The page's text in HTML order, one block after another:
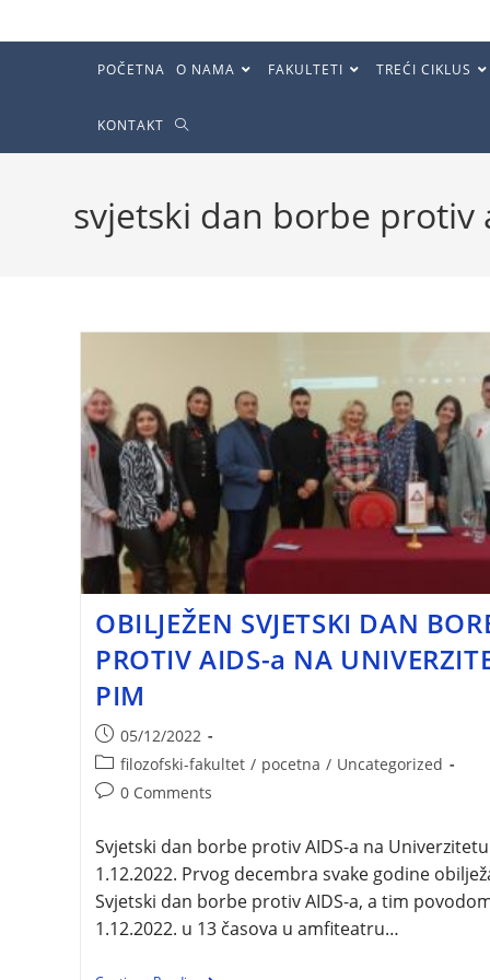
POČETNA O NAMA FAKULTETI TREĆI CIKLUS
KONTAKT
svjetski dan borbe protiv
OBILJEŽEN SVJETSKI DAN
PROTIV AIDS-a NA
PIM
05/12/2022
filozofski-fakultet / pocetna / Uncategorized
0 Comments
Svjetski dan borbe protiv AIDS-a na Univerzitetu
1.12.2022. Prvog decembra svake godine
Svjetski dan borbe protiv AIDS-a, a tim
1.12.2022. u 13 časova u amfiteatru…